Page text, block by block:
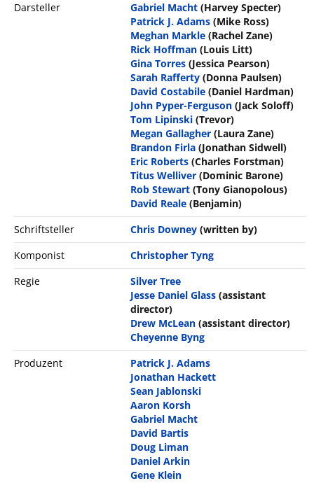
Darsteller
Gabriel Macht (Harvey Specter)
Patrick J. Adams (Mike Ross)
Meghan Markle (Rachel Zane)
Rick Hoffman (Louis Litt)
Gina Torres (Jessica Pearson)
Sarah Rafferty (Donna Paulsen)
David Costabile (Daniel Hardman)
John Pyper-Ferguson (Jack Soloff)
Tom Lipinski (Trevor)
Megan Gallagher (Laura Zane)
Brandon Firla (Jonathan Sidwell)
Eric Roberts (Charles Forstman)
Titus Welliver (Dominic Barone)
Rob Stewart (Tony Gianopolous)
David Reale (Benjamin)
Schriftsteller
Chris Downey (written by)
Komponist
Christopher Tyng
Regie
Silver Tree
Jesse Daniel Glass (assistant
director)
Drew McLean (assistant director)
Cheyenne Byng
Produzent
Patrick J. Adams
Jonathan Hackett
Sean Jablonski
Aaron Korsh
Gabriel Macht
David Bartis
Doug Liman
Daniel Arkin
Gene Klein